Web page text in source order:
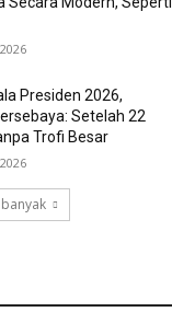
Presiden 2026,
Setelah 22
Trofi Besar